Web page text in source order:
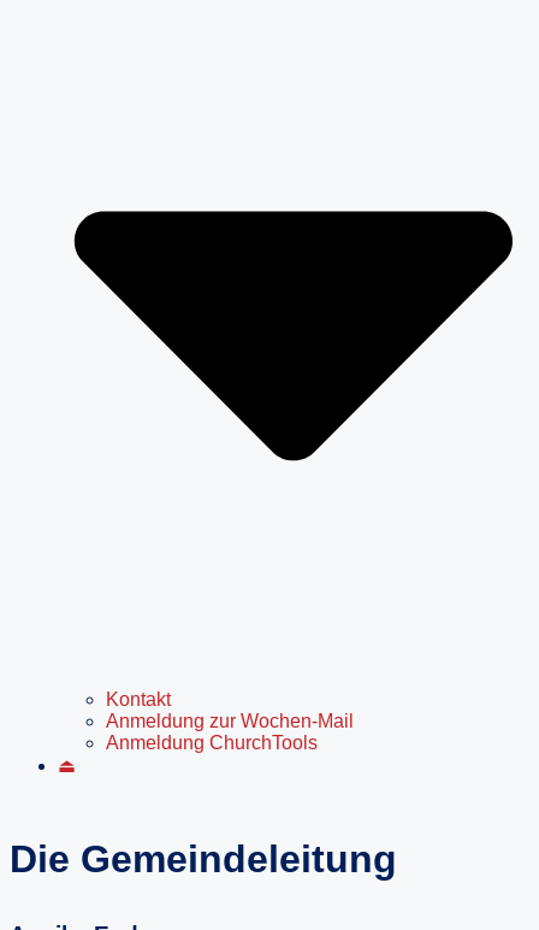
Kontakt
Anmeldung zur Wochen-Mail
Anmeldung ChurchTools
⏏
Die Gemeindeleitung